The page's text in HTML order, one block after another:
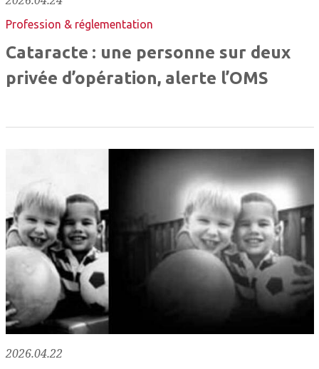
Profession & réglementation
Cataracte : une personne sur deux
privée d’opération, alerte l’OMS
2026.04.22